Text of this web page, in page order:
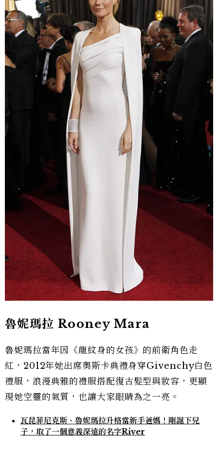
魯妮瑪拉 Rooney Mara
魯妮瑪拉當年因《龍紋身的女孩》的前衛角色走
紅，2012年她出席奧斯卡典禮身穿Givenchy白色
禮服，浪漫典雅的禮服搭配復古髮型與妝容，更顯
現她空靈的氣質，也讓大家眼睛為之一亮。
瓦昆菲尼克斯、魯妮瑪拉升格當新手爸媽！剛誕下兒
子，取了一個意義深遠的名字River